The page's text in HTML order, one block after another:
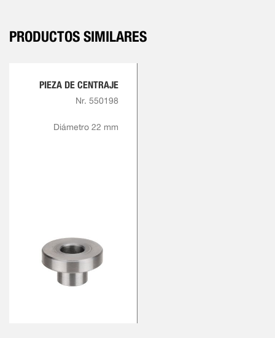
PRODUCTOS SIMILARES
PIEZA DE CENTRAJE
Nr. 550198
Diámetro 22 mm